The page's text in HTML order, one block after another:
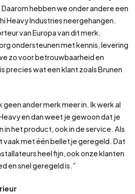
hebben we onder andere een
Heavy Industries neergehangen.
van Europa van dit merk.
ondersteunen met kennis, levering
zo voor betrouwbaarheid en
precies wat een klant zoals Brunen
geen ander merk meer in. Ik werk al
en dan weet je gewoon dat je
het product, ook in de service. Als
vaak met één belletje geregeld. Dat
heel fijn, ook onze klanten
en snel geregeld is.”